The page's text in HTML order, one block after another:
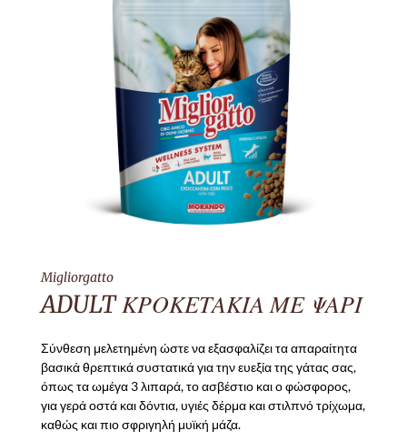
Migliorgatto
ADULT ΚΡΟΚΕΤΑΚΙΑ ΜΕ ΨΑΡΙ
Σύνθεση μελετημένη ώστε να εξασφαλίζει τα απαραίτητα
βασικά θρεπτικά συστατικά για την ευεξία της γάτας σας,
όπως τα ωμέγα 3 λιπαρά, το ασβέστιο και ο φώσφορος,
για γερά οστά και δόντια, υγιές δέρμα και στιλπνό τρίχωμα,
καθώς και πιο σφριγηλή μυϊκή μάζα.